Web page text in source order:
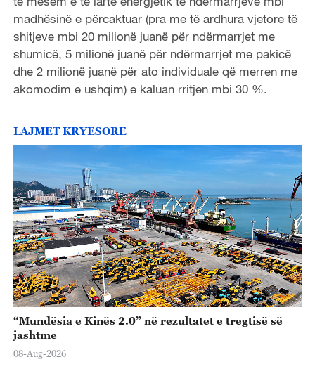
madhësinë e përcaktuar (pra me të ardhura vjetore të
shitjeve mbi 20 milionë juanë për ndërmarrjet me
shumicë, 5 milionë juanë për ndërmarrjet me pakicë
dhe 2 milionë juanë për ato individuale që merren me
akomodim e ushqim) e kaluan rritjen mbi 30 %.
LAJMET KRYESORE
“Mundësia e Kinës 2.0” në rezultatet e tregtisë së
jashtme
08-Aug-2026